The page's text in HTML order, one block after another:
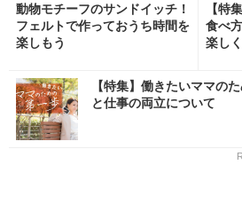
動物モチーフのサンドイッチ！
フェルトで作っておうち時間を
楽しもう
【特
食べ
楽し
【特集】働きたいママの
と仕事の両立について